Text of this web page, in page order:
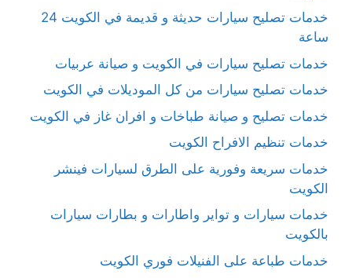
خدمات تصليح سيارات حديثة و قديمة في الكويت 24
ساعة
خدمات تصليح سيارات في الكويت و صيانة عربيات
خدمات تصليح سيارات من كل الموديلات في الكويت
خدمات تصليح و صيانة طباخات و افران غاز في الكويت
خدمات تنظيم الافراح الكويت
خدمات سريعة وفورية على الطرق لسيارات فينشر
الكويت
خدمات سيارات و تواير واطارات و بطارات سيارات
بالكويت
خدمات طباعة على الفنيلات فوري الكويت